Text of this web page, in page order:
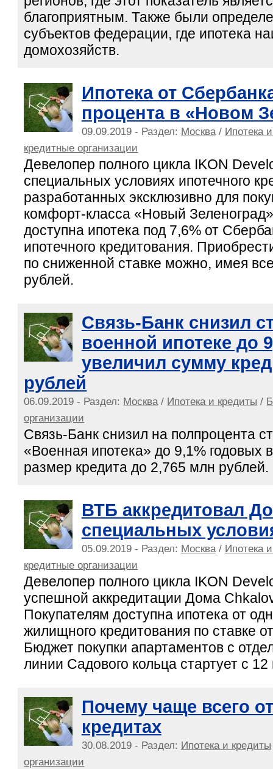
благоприятным. Также были
субъектов федерации, где ипотека
домохозяйств.
Ипотека от
процента в «Новом
09.09.2019 - Раздел: Москва/ Ипотека
кредитные организации
Девелопер полного цикла IKON
специальных условиях ипотечного
разработанных эксклюзивно для
комфорт-класса «Новый
доступна ипотека под 7,6% от
ипотечного кредитования.
по сниженной ставке можно, имея
рублей.
Связь-Банк снизил
военной ипотеке до
увеличил сумму
рублей
06.09.2019 - Раздел: Москва / Ипотека и кредиты /
организации
Связь-Банк снизил на полпроцента
«Военная ипотека» до 9,1% годовых
размер кредита до 2,765 млн рублей.
ВТБ аккредитовал
специальных
05.09.2019 - Раздел: Москва/ Ипотека
кредитные организации
Девелопер полного цикла IKON
успешной аккредитации Дома
Покупателям доступна ипотека от
жилищного кредитования по ставке
Бюджет покупки апартаментов с
линии Садового кольца стартует с
Почему чаще всего
кредитах
30.08.2019 - Раздел: Ипотека и кредиты
организации